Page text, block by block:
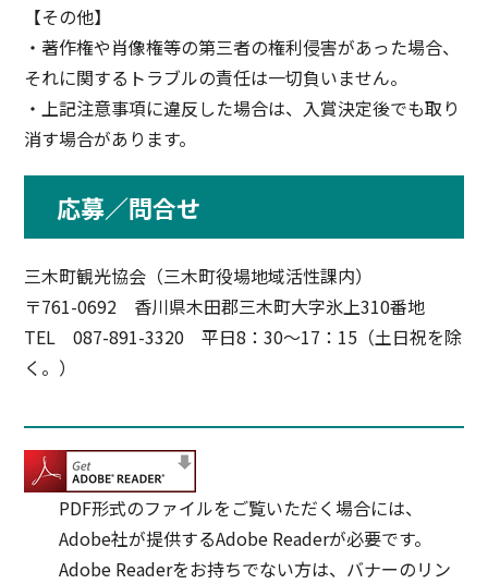
【その他】
・著作権や肖像権等の第三者の権利侵害があった場合、
それに関するトラブルの責任は一切負いません。
・上記注意事項に違反した場合は、入賞決定後でも取り
消す場合があります。
応募／問合せ
三木町観光協会（三木町役場地域活性課内）
〒761-0692 香川県木田郡三木町大字氷上310番地
TEL 087-891-3320 平日8：30～17：15（土日祝を除
く。）
PDF形式のファイルをご覧いただく場合には、
Adobe社が提供するAdobe Readerが必要です。
Adobe Readerをお持ちでない方は、バナーのリン